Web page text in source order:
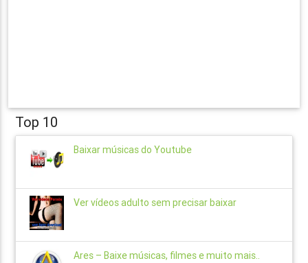
Top 10
Baixar músicas do Youtube
Ver vídeos adulto sem precisar baixar
Ares – Baixe músicas, filmes e muito mais..